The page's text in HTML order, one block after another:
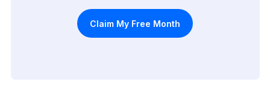
Claim My Free Month